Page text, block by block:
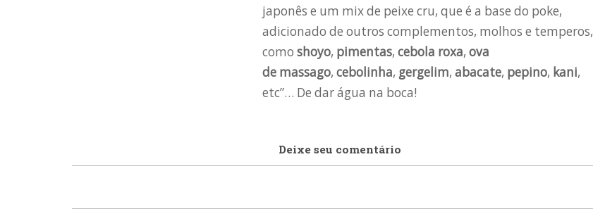
japonês e um mix de peixe cru, que é a base do poke,
adicionado de outros complementos, molhos e temperos,
como shoyo, pimentas, cebola roxa, ova
de massago, cebolinha, gergelim, abacate, pepino, kani,
etc”… De dar água na boca!
Deixe seu comentário